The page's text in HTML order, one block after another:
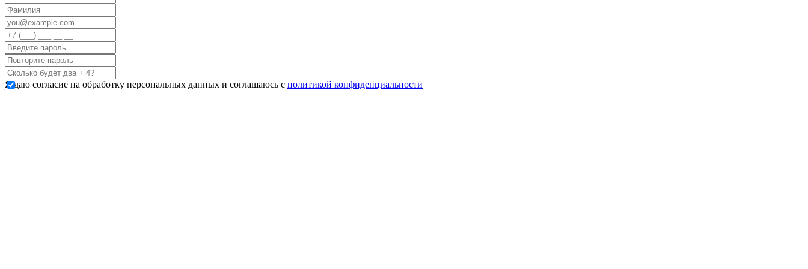
Я даю согласие на обработку персональных данных и соглашаюсь с политикой конфиденциальности